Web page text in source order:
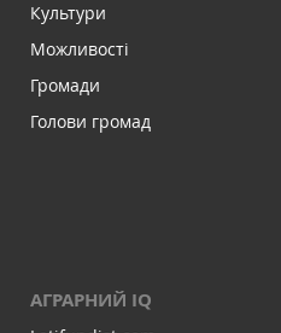
Культури
Можливості
Громади
Голови громад
АГРАРНИЙ IQ